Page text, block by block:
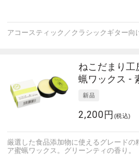
アコースティック／クラシックギター向
ねこだまり工
蝋ワックス -
2,200円 (税込)
厳選した食品添加物に使えるグレードの
ア蜜蝋ワックス。グリーンティの香り。